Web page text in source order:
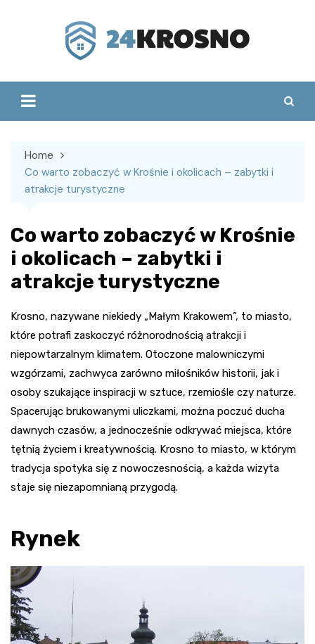
Home
Co warto zobaczyć w Krośnie i okolicach – zabytki i
atrakcje turystyczne
Co warto zobaczyć w Krośnie
i okolicach – zabytki i
atrakcje turystyczne
Krosno, nazywane niekiedy „Małym Krakowem”, to miasto,
które potrafi zaskoczyć różnorodnością atrakcji i
niepowtarzalnym klimatem. Otoczone malowniczymi
wzgórzami, zachwyca zarówno miłośników historii, jak i
osoby szukające inspiracji w sztuce, rzemiośle czy naturze.
Spacerując brukowanymi uliczkami, można poczuć ducha
dawnych czasów, a jednocześnie odkrywać miejsca, które
tętnią życiem i kreatywnością. Krosno to miasto, w którym
tradycja spotyka się z nowoczesnością, a każda wizyta
staje się niezapomnianą przygodą.
Rynek